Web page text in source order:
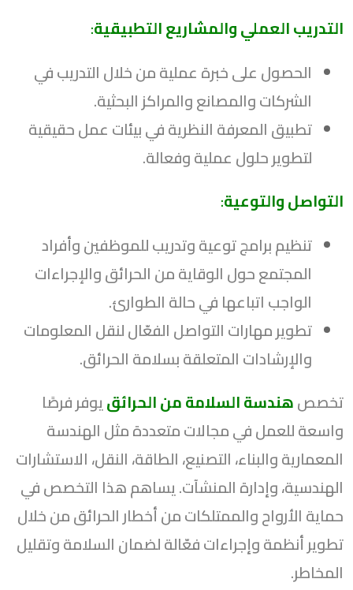
التدريب العملي والمشاريع التطبيقية:
الحصول على خبرة عملية من خلال التدريب في
الشركات والمصانع والمراكز البحثية.
تطبيق المعرفة النظرية في بيئات عمل حقيقية
لتطوير حلول عملية وفعالة.
التواصل والتوعية:
تنظيم برامج توعية وتدريب للموظفين وأفراد
المجتمع حول الوقاية من الحرائق والإجراءات
الواجب اتباعها في حالة الطوارئ.
تطوير مهارات التواصل الفعّال لنقل المعلومات
والإرشادات المتعلقة بسلامة الحرائق.
تخصصهندسة السلامة من الحرائقيوفر فرصًا
واسعة للعمل في مجالات متعددة مثل الهندسة
المعمارية والبناء، التصنيع، الطاقة، النقل، الاستشارات
الهندسية، وإدارة المنشآت. يساهم هذا التخصص في
حماية الأرواح والممتلكات من أخطار الحرائق من خلال
تطوير أنظمة وإجراءات فعّالة لضمان السلامة وتقليل
المخاطر.